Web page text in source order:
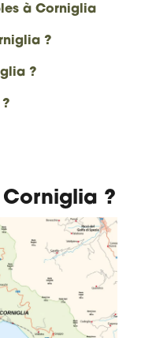
à Corniglia
?
?
Corniglia ?